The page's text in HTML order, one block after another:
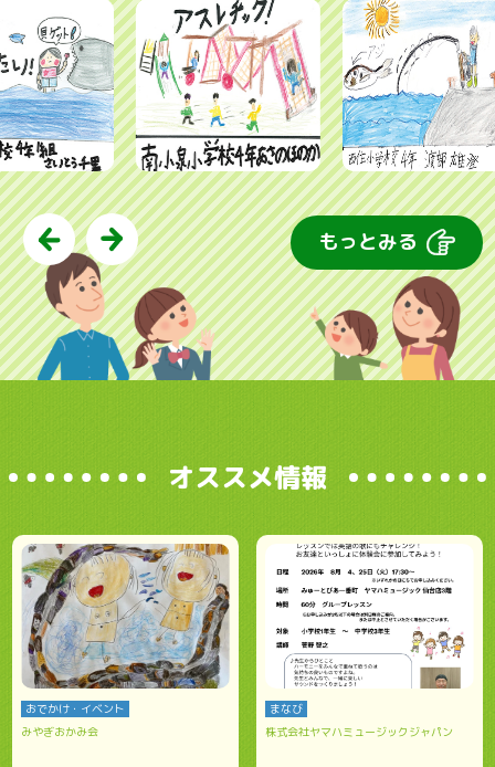
もっとみる
オススメ情報
おでかけ・イベント
みやぎおかみ会
まなび
株式会社ヤマハミュージックジャパン